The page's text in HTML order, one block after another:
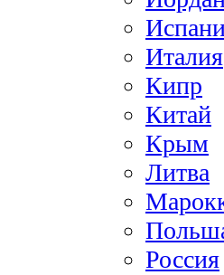
Италия
Кипр
Китай
Крым
Литва
Россия